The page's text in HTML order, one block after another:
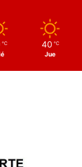
℃ 40 ℃
Jue